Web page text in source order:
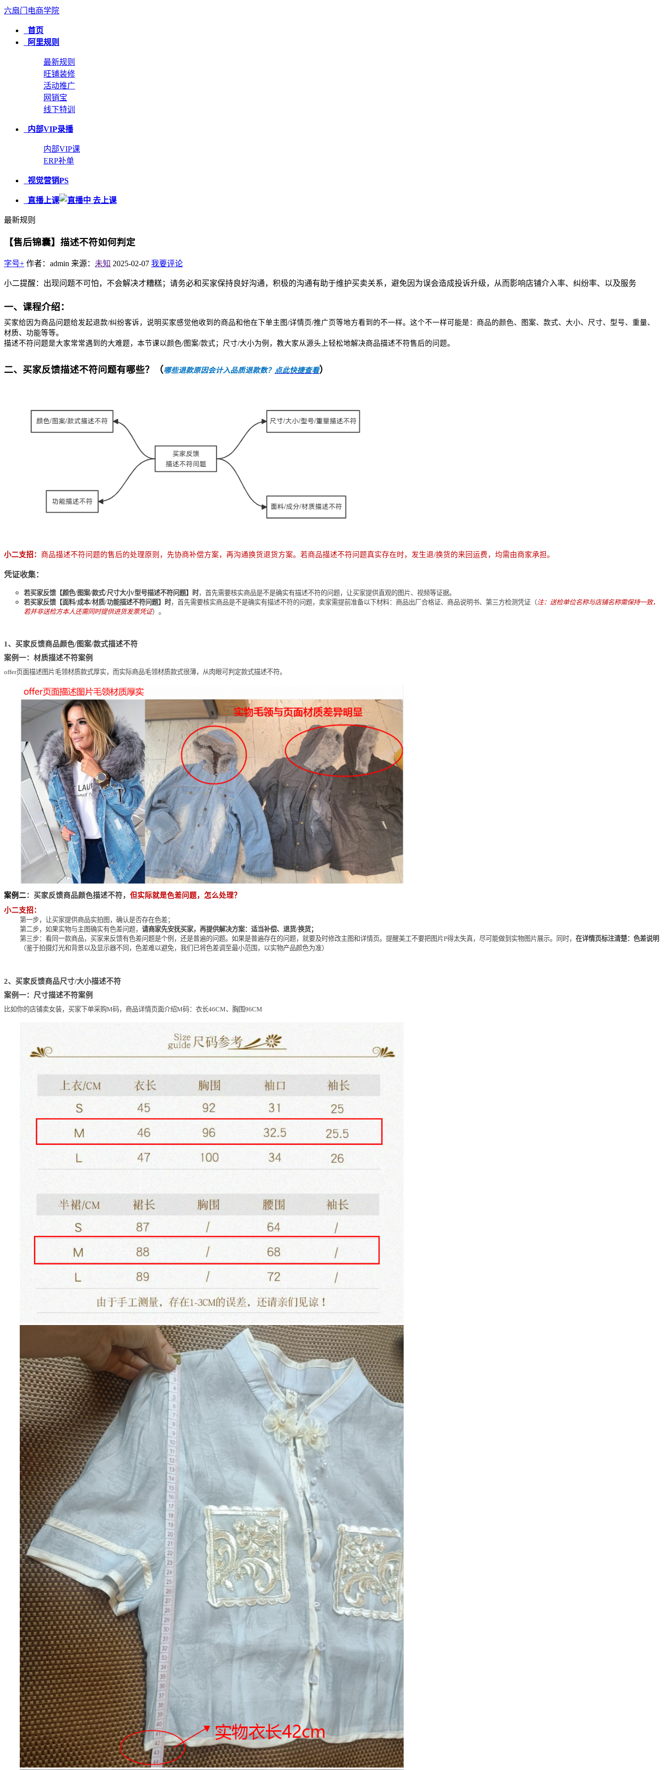
六扇门电商学院
首页
阿里规则
最新规则
旺铺装修
活动推广
网销宝
线下特训
内部VIP录播
内部VIP课
ERP补单
视觉营销PS
直播上课
最新规则
【售后锦囊】描述不符如何判定
字号+ 作者：admin 来源： 未知 2025-02-07 我要评论
小二提醒：出现问题不可怕，不会解决才糟糕；请务必和买家保持良好沟通，积极的沟通有助于维护买卖关系，避免因为误会造成投诉升级，从而影响店铺介入率、纠纷率、以及服务
一、课程介绍：
买家给因为商品问题给发起退款/纠纷客诉，说明买家感觉他收到的商品和他在下单主图/详情页/推广页等地方看到的不一样。这个不一样可能是：商品的颜色、图案、款式、大小、尺寸、型号、重量、
材质、功能等等。
描述不符问题是大家常常遇到的大难题，本节课以颜色/图案/款式；尺寸/大小为例，教大家从源头上轻松地解决商品描述不符售后的问题。
二、买家反馈描述不符问题有哪些？ （哪些退款原因会计入品质退款数？ 点此快捷查看）
小二支招： 商品描述不符问题的售后的处理原则，先协商补偿方案，再沟通换货退货方案。若商品描述不符问题真实存在时，发生退/换货的来回运费，均需由商家承担。
凭证收集：
若买家反馈【颜色/图案/款式/尺寸大小/型号描述不符问题】时，首先需要核实商品是不是确实有描述不符的问题，让买家提供直观的图片、视频等证据。
若买家反馈【面料/成本/材质/功能描述不符问题】时，首先需要核实商品是不是确实有描述不符的问题，卖家需提前准备以下材料：商品出厂合格证、商品说明书、第三方检测凭证（注：送检单位名称与店铺名称需保持一致，
若并非送检方本人还需同时提供进货发票凭证）。
1、买家反馈商品颜色/图案/款式描述不符
案例一：材质描述不符案例
offer页面描述图片毛领材质款式厚实，而实际商品毛领材质款式很薄，从肉眼可判定款式描述不符。
案例二：买家反馈商品颜色描述不符， 但实际就是色差问题，怎么处理？
小二支招：
第一步，让买家提供商品实拍图，确认是否存在色差；
第二步，如果实物与主图确实有色差问题， 请商家先安抚买家，再提供解决方案：适当补偿、退货/换货；
第三步：看同一款商品，买家来反馈有色差问题是个例，还是普遍的问题。如果是普遍存在的问题，就要及时修改主图和详情页。提醒美工不要把图片P得太失真，尽可能做到实物图片展示。同时， 在详情页标注清楚：色差说明
（鉴于拍摄灯光和背景以及显示器不同，色差难以避免，我们已将色差调至最小范围，以实物产品颜色为准）
2、买家反馈商品尺寸/大小描述不符
案例一：尺寸描述不符案例
比如你的店铺卖女装，买家下单采购M码，商品详情页面介绍M码：衣长46CM、胸围96CM